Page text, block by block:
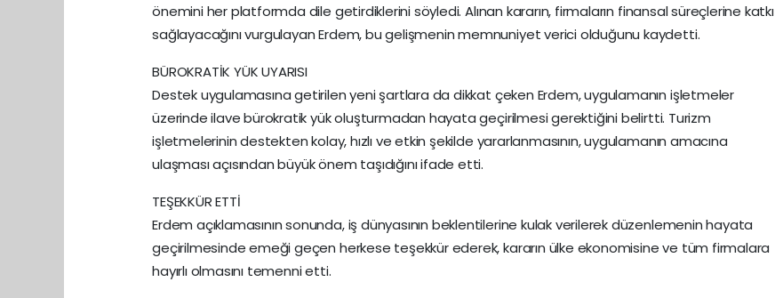
önemini her platformda dile getirdiklerini söyledi. Alınan kararın, firmaların finansal süreçlerine katkı
sağlayacağını vurgulayan Erdem, bu gelişmenin memnuniyet verici olduğunu kaydetti.
BÜROKRATİK YÜK UYARISI
Destek uygulamasına getirilen yeni şartlara da dikkat çeken Erdem, uygulamanın işletmeler
üzerinde ilave bürokratik yük oluşturmadan hayata geçirilmesi gerektiğini belirtti. Turizm
işletmelerinin destekten kolay, hızlı ve etkin şekilde yararlanmasının, uygulamanın amacına
ulaşması açısından büyük önem taşıdığını ifade etti.
TEŞEKKÜR ETTİ
Erdem açıklamasının sonunda, iş dünyasının beklentilerine kulak verilerek düzenlemenin hayata
geçirilmesinde emeği geçen herkese teşekkür ederek, kararın ülke ekonomisine ve tüm firmalara
hayırlı olmasını temenni etti.